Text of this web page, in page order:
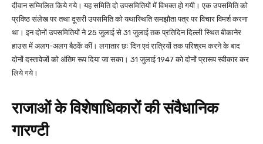
दीवान सम्मिलित किये गये। यह समिति दो उपसमितियों में विभक्त हो गयी। एक उपसमिति को
प्रविष्ठ संलेख पर तथा दूसरी उपसमिति को यथास्थिति समझौता पत्र पर विचार विमर्श करना
था। इन दोनों उपसमितियों ने 25 जुलाई से 31 जुलाई तक प्रतिदिन दिल्ली स्थित बीकानेर
हाउस में अलग-अलग बैठकें कीं। लगातार छः दिन एवं रात्रियों तक परिश्रम करने के बाद
दोनों दस्तावेजों को अंतिम रूप दिया जा सका। 31 जुलाई 1947 को दोनों प्रारूप स्वीकार कर
लिये गये।
राजाओं के विशेषाधिकारों की संवैधानिक
गारण्टी